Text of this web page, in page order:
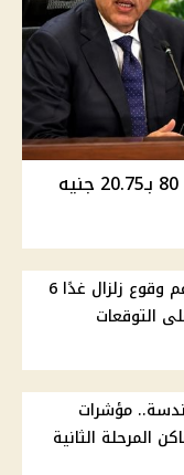
أسعار الوقود في مصر اليوم .. بنزين 80 بـ20.75 جنيه
البحوث الفلكية تحسم مزاعم وقوع زلزال غدًا 6
التوقعات
للهندسة.. مؤشرات